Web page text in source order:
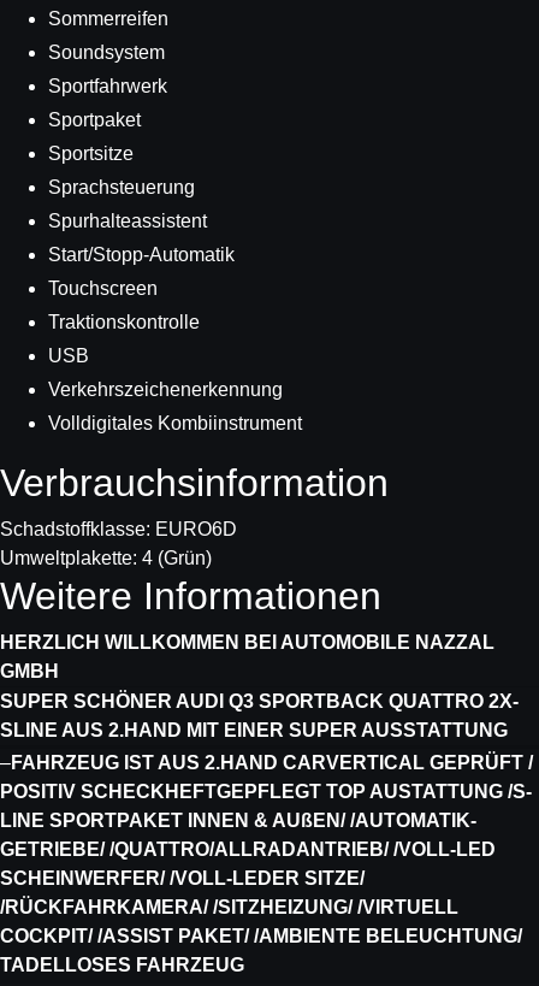
Sommerreifen
Soundsystem
Sportfahrwerk
Sportpaket
Sportsitze
Sprachsteuerung
Spurhalteassistent
Start/Stopp-Automatik
Touchscreen
Traktionskontrolle
USB
Verkehrszeichenerkennung
Volldigitales Kombiinstrument
Verbrauchs­information
Schadstoffklasse: EURO6D
Umweltplakette: 4 (Grün)
Weitere Informationen
HERZLICH WILLKOMMEN BEI AUTOMOBILE NAZZAL
GMBH
SUPER SCHÖNER AUDI Q3 SPORTBACK QUATTRO 2X-
SLINE AUS 2.HAND MIT EINER SUPER AUSSTATTUNG
–FAHRZEUG IST AUS 2.HAND CARVERTICAL GEPRÜFT /
POSITIV SCHECKHEFTGEPFLEGT TOP AUSTATTUNG /S-
LINE SPORTPAKET INNEN & AUßEN/ /AUTOMATIK-
GETRIEBE/ /QUATTRO/ALLRADANTRIEB/ /VOLL-LED
SCHEINWERFER/ /VOLL-LEDER SITZE/
/RÜCKFAHRKAMERA/ /SITZHEIZUNG/ /VIRTUELL
COCKPIT/ /ASSIST PAKET/ /AMBIENTE BELEUCHTUNG/
TADELLOSES FAHRZEUG